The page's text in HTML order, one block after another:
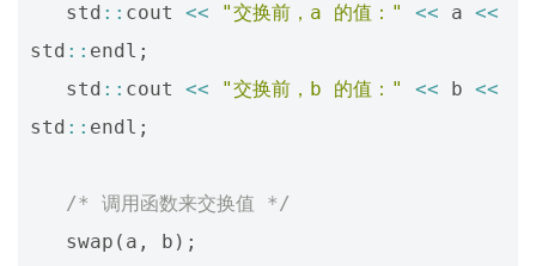
std :: cout << "交换前，a 的值：" << a <<
std :: endl ;
std :: cout << "交换前，b 的值：" << b <<
std :: endl ;
/* 调用函数来交换值 */
swap ( a , b );